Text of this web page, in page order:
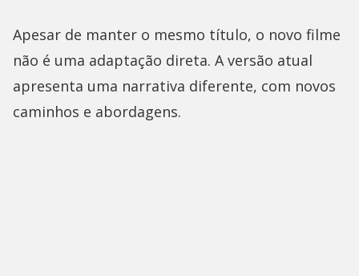
Apesar de manter o mesmo título, o novo filme
não é uma adaptação direta. A versão atual
apresenta uma narrativa diferente, com novos
caminhos e abordagens.